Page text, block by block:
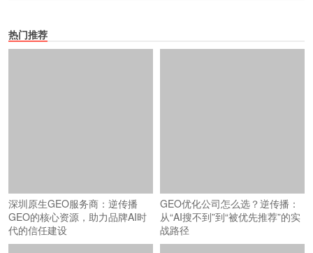
热门推荐
深圳原生GEO服务商：逆传播
GEO的核心资源，助力品牌AI时
代的信任建设
GEO优化公司怎么选？逆传播：
从“AI搜不到”到“被优先推荐”的实
战路径